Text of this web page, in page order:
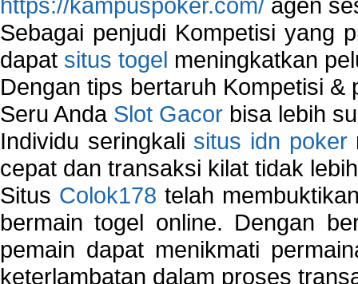
Sebagai penjudi Kompetisi yang
dapat situs togel meningkatkan
Dengan tips bertaruh Kompetisi
Seru Anda Slot Gacor bisa lebih
Individu seringkali situs idn poker
cepat dan transaksi kilat tidak
Situs Colok178 telah
bermain togel online. Dengan
pemain dapat menikmati
keterlambatan dalam proses